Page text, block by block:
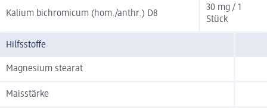
Kalium bichromicum (hom./anthr.) D8
30 mg / 1
Stück
Hilfsstoffe
Magnesium stearat
Maisstärke